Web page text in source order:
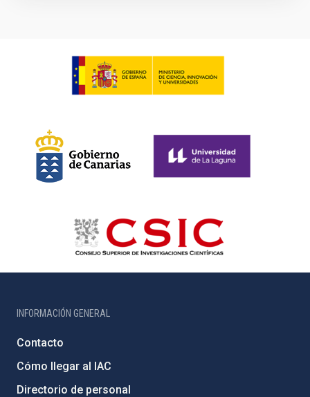
INFORMACIÓN GENERAL
Contacto
Cómo llegar al IAC
Directorio de personal